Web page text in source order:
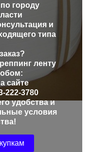
городу
и
типа
ленту
сайте
222-3780
удобства и
условия